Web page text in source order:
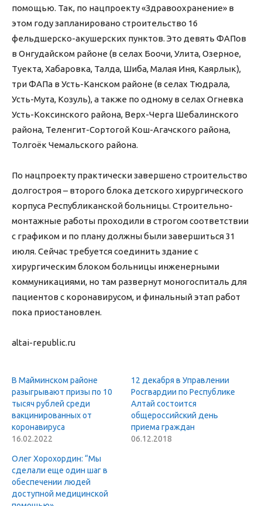
помощью. Так, по нацпроекту «Здравоохранение» в
этом году запланировано строительство 16
фельдшерско-акушерских пунктов. Это девять ФАПов
в Онгудайском районе (в селах Боочи, Улита, Озерное,
Туекта, Хабаровка, Талда, Шиба, Малая Иня, Каярлык),
три ФАПа в Усть-Канском районе (в селах Тюдрала,
Усть-Мута, Козуль), а также по одному в селах Огневка
Усть-Коксинского района, Верх-Черга Шебалинского
района, Теленгит-Сортогой Кош-Агачского района,
Толгоёк Чемальского района.
По нацпроекту практически завершено строительство
долгостроя – второго блока детского хирургического
корпуса Республиканской больницы. Строительно-
монтажные работы проходили в строгом соответствии
с графиком и по плану должны были завершиться 31
июля. Сейчас требуется соединить здание с
хирургическим блоком больницы инженерными
коммуникациями, но там развернут моногоспиталь для
пациентов с коронавирусом, и финальный этап работ
пока приостановлен.
altai-republic.ru
В Майминском районе
разыгрывают призы по 10
тысяч рублей среди
вакцинированных от
коронавируса
16.02.2022
12 декабря в Управлении
Росгвардии по Республике
Алтай состоится
общероссийский день
приема граждан
06.12.2018
Олег Хорохордин: “Мы
сделали еще один шаг в
обеспечении людей
доступной медицинской